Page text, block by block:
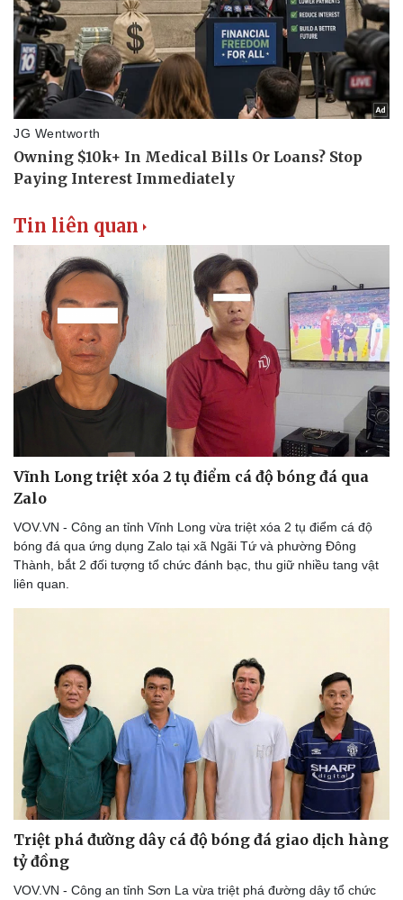
Thể thao
Bóng đá
Lịch thi đấu bóng đá
Thế giới thể thao
eSports
Hậu trường
Ô tô - Xe máy
Ô tô
Xe máy
Tư vấn
Tin liên quan
Vĩnh Long triệt xóa 2 tụ điểm cá độ bóng đá qua
Zalo
VOV.VN - Công an tỉnh Vĩnh Long vừa triệt xóa 2 tụ điểm cá độ
bóng đá qua ứng dụng Zalo tại xã Ngãi Tứ và phường Đông
Thành, bắt 2 đối tượng tổ chức đánh bạc, thu giữ nhiều tang vật
liên quan.
Triệt phá đường dây cá độ bóng đá giao dịch hàng
tỷ đồng
VOV.VN - Công an tỉnh Sơn La vừa triệt phá đường dây tổ chức